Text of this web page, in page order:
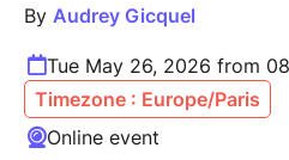
By Audrey Gicquel
Tue May 26, 2026 from
Timezone : Europe/Paris
Online event